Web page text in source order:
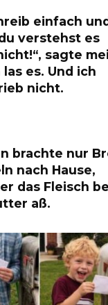
einfach
verstehst es
sagte
las es. Und ich
nicht.
brachte nur
nach Hause,
das Fleisch
aß.